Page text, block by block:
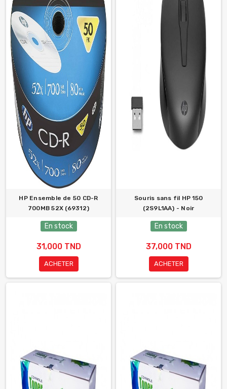
HP Ensemble de 50 CD-R
700MB 52X (69312)
En stock
31,000 TND
ACHETER
Souris sans fil HP 150
(2S9L1AA) - Noir
En stock
37,000 TND
ACHETER